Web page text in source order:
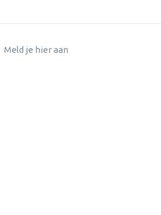
Meld je hier aan